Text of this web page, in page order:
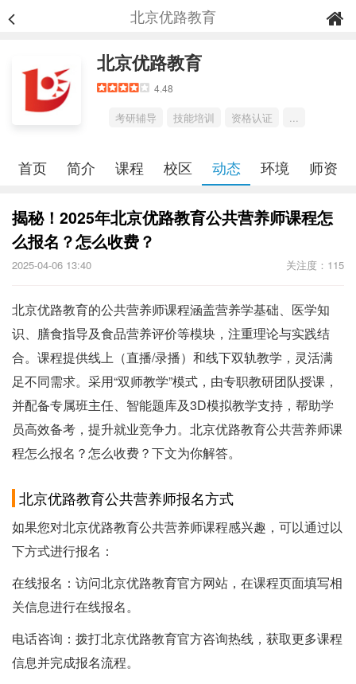
北京优路教育
北京优路教育
4.48
考研辅导 技能培训 资格认证 ...
首页 简介 课程 校区 动态 环境 师资
揭秘！2025年北京优路教育公共营养师课程怎
么报名？怎么收费？
2025-04-06 13:40 关注度：115
北京优路教育的公共营养师课程涵盖营养学基础、医学知
识、膳食指导及食品营养评价等模块，注重理论与实践结
合。课程提供线上（直播/录播）和线下双轨教学，灵活满
足不同需求。采用“双师教学”模式，由专职教研团队授课，
并配备专属班主任、智能题库及3D模拟教学支持，帮助学
员高效备考，提升就业竞争力。北京优路教育公共营养师课
程怎么报名？怎么收费？下文为你解答。
北京优路教育公共营养师报名方式
如果您对北京优路教育公共营养师课程感兴趣，可以通过以
下方式进行报名：
在线报名：访问北京优路教育官方网站，在课程页面填写相
关信息进行在线报名。
电话咨询：拨打北京优路教育官方咨询热线，获取更多课程
信息并完成报名流程。